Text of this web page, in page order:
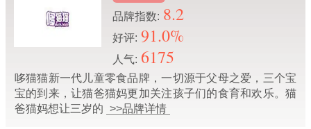
品牌指数: 8.2
好评: 91.0%
人气: 6175
哆猫猫新一代儿童零食品牌，一切源于父母之爱，三个宝
宝的到来，让猫爸猫妈更加关注孩子们的食育和欢乐。猫
爸猫妈想让三岁的 >>品牌详情